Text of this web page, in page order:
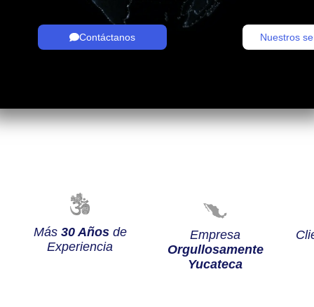
Contáctanos Nuestros
Más 30 Añosde
Experiencia
Empresa
Orgullosamente
Yucateca